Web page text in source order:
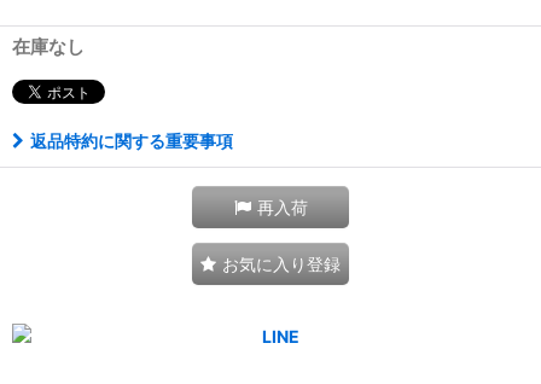
在庫なし
返品特約に関する重要事項
再入荷
お気に入り登録